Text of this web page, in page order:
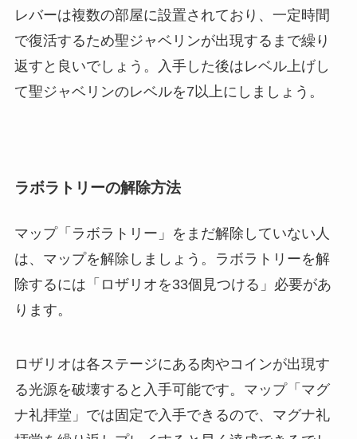
レバーは複数の部屋に設置されており、一定時間
で復活するため聖ジャベリンが出現するまで繰り
返すと良いでしょう。入手した後はレベル上げし
て聖ジャベリンのレベルを7以上にしましょう。
ラボラトリーの解除方法
マップ「ラボラトリー」をまだ解除していない人
は、マップを解除しましょう。ラボラトリーを解
除するには「ロザリオを33個見つける」必要があ
ります。
ロザリオは各ステージにある肉やコインが出現す
る光源を破壊すると入手可能です。マップ「マグ
ナ礼拝堂」では固定で入手できるので、マグナ礼